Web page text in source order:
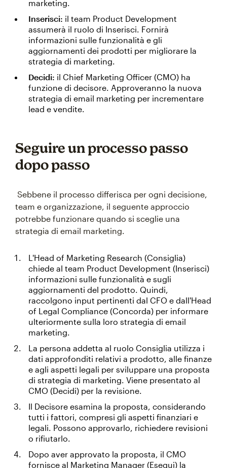
marketing.
Inserisci: il team Product Development
assumerà il ruolo di Inserisci. Fornirà
informazioni sulle funzionalità e gli
aggiornamenti dei prodotti per migliorare la
strategia di marketing.
Decidi: il Chief Marketing Officer (CMO) ha
funzione di decisore. Approveranno la nuova
strategia di email marketing per incrementare
lead e vendite.
Seguire un processo passo
dopo passo
Sebbene il processo differisca per ogni decisione,
team e organizzazione, il seguente approccio
potrebbe funzionare quando si sceglie una
strategia di email marketing.
L'Head of Marketing Research (Consiglia)
chiede al team Product Development (Inserisci)
informazioni sulle funzionalità e sugli
aggiornamenti del prodotto. Quindi,
raccolgono input pertinenti dal CFO e dall'Head
of Legal Compliance (Concorda) per informare
ulteriormente sulla loro strategia di email
marketing.
La persona addetta al ruolo Consiglia utilizza i
dati approfonditi relativi a prodotto, alle finanze
e agli aspetti legali per sviluppare una proposta
di strategia di marketing. Viene presentato al
CMO (Decidi) per la revisione.
Il Decisore esamina la proposta, considerando
tutti i fattori, compresi gli aspetti finanziari e
legali. Possono approvarlo, richiedere revisioni
o rifiutarlo.
Dopo aver approvato la proposta, il CMO
fornisce al Marketing Manager (Esegui) la